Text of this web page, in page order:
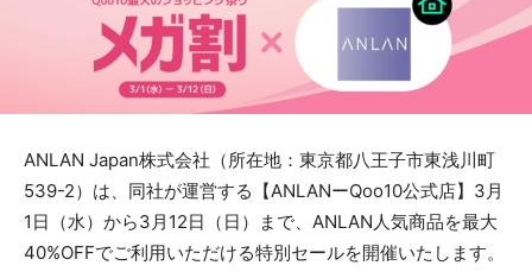
ANLAN Japan株式会社（所在地：東京都八王子市東浅川町
539-2）は、同社が運営する【ANLANーQoo10公式店】3月
1日（水）から3月12日（日）まで、ANLAN人気商品を最大
40%OFFでご利用いただける特別セールを開催いたします。